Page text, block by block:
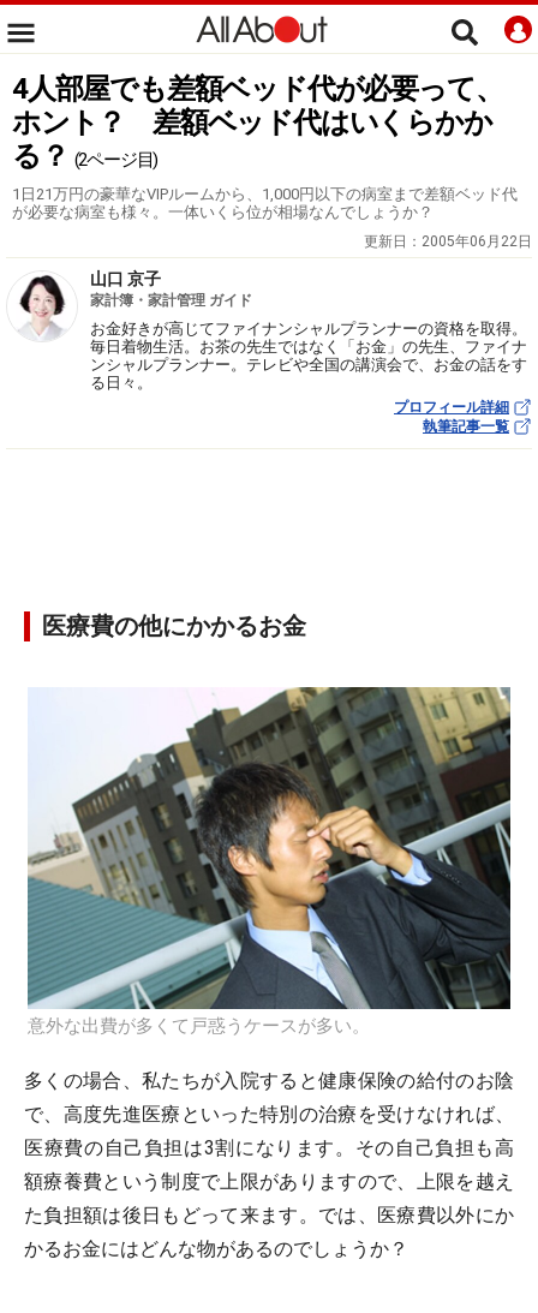
4人部屋でも差額ベッド代が必要って、
ホント？ 差額ベッド代はいくらかか
る？ (2ページ目)
1日21万円の豪華なVIPルームから、1,000円以下の病室まで差額ベッド代
が必要な病室も様々。一体いくら位が相場なんでしょうか？
更新日： 2005年06月22日
山口 京子
家計簿・家計管理 ガイド
お金好きが高じてファイナンシャルプランナーの資格を取得。
毎日着物生活。お茶の先生ではなく「お金」の先生、ファイナ
ンシャルプランナー。テレビや全国の講演会で、お金の話をす
る日々。
プロフィール詳細
執筆記事一覧
医療費の他にかかるお金
意外な出費が多くて戸惑うケースが多い。
多くの場合、私たちが入院すると健康保険の給付のお陰
で、高度先進医療といった特別の治療を受けなければ、
医療費の自己負担は3割になります。その自己負担も高
額療養費という制度で上限がありますので、上限を越え
た負担額は後日もどって来ます。では、医療費以外にか
かるお金にはどんな物があるのでしょうか？